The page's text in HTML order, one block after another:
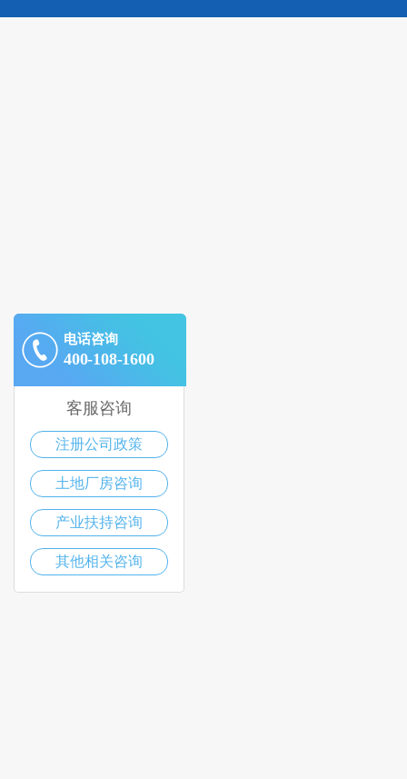
电话咨询
400-108-1600
客服咨询
注册公司政策
土地厂房咨询
产业扶持咨询
其他相关咨询